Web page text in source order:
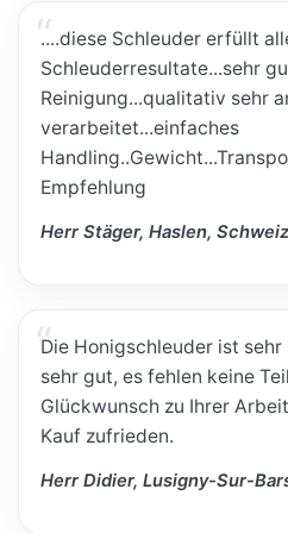
....diese Schleuder erfüllt
Schleuderresultate...sehr
Reinigung...qualitativ sehr
verarbeitet...einfaches
Empfehlung
Herr Stäger, Haslen, Schweiz
Die Honigschleuder ist
sehr gut, es fehlen keine
Glückwunsch zu Ihrer
Kauf zufrieden.
Herr Didier, Lusigny-Sur-